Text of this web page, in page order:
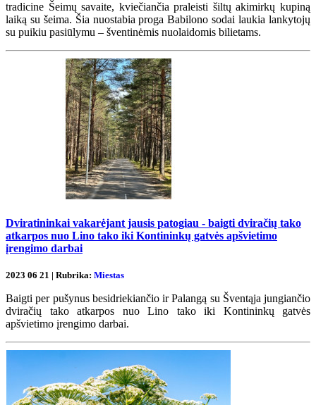
tradicine Šeimų savaite, kviečiančia praleisti šiltų akimirkų kupiną
laiką su šeima. Šia nuostabia proga Babilono sodai laukia lankytojų
su puikiu pasiūlymu – šventinėmis nuolaidomis bilietams.
Dviratininkai vakarėjant jausis patogiau - baigti dviračių tako
atkarpos nuo Lino tako iki Kontininkų gatvės apšvietimo
įrengimo darbai
2023 06 21 | Rubrika: Miestas
Baigti per pušynus besidriekiančio ir Palangą su Šventąja jungiančio
dviračių tako atkarpos nuo Lino tako iki Kontininkų gatvės
apšvietimo įrengimo darbai.